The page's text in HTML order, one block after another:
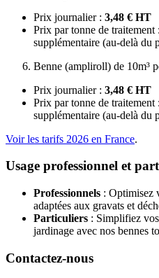
Prix journalier : 3,48 € HT
Prix par tonne de traitement :
supplémentaire (au-delà du
Benne (ampliroll) de 10m³
Prix journalier : 3,48 € HT
Prix par tonne de traitement :
supplémentaire (au-delà du
Voir les tarifs 2026 en France.
Usage professionnel et
Professionnels : Optimisez
adaptées aux gravats et
Particuliers : Simplifiez
jardinage avec nos bennes
Contactez-nous